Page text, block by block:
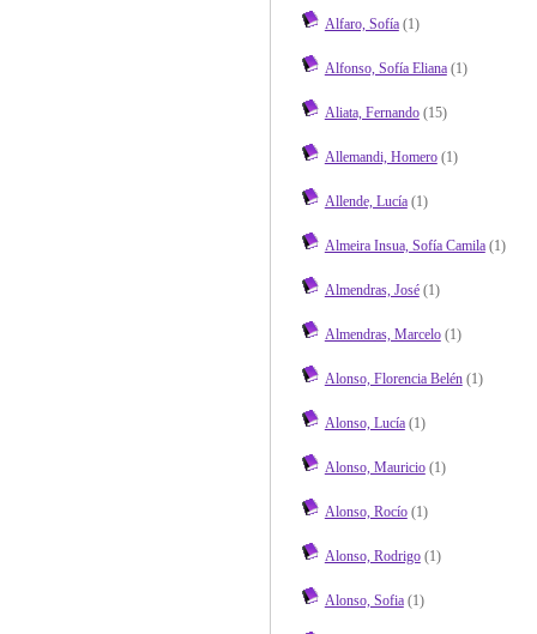
Alfaro, Sofía(1)
Alfonso, Sofía Eliana(1)
Aliata, Fernando(15)
Allemandi, Homero(1)
Allende, Lucía(1)
Almeira Insua, Sofía Camila(1)
Almendras, José(1)
Almendras, Marcelo(1)
Alonso, Florencia Belén(1)
Alonso, Lucía(1)
Alonso, Mauricio(1)
Alonso, Rocío(1)
Alonso, Rodrigo(1)
Alonso, Sofia(1)